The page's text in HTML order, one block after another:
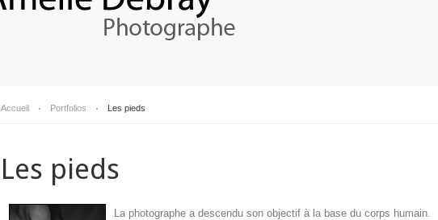
Accueil Portfolios Les pieds
Les pieds
La photographe a descendu son objectif à la base du corps humain.